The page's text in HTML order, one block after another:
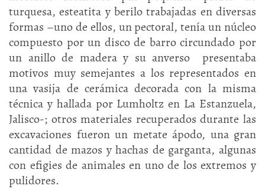
turquesa, esteatita y berilo trabajadas en diversas
formas –uno de ellos, un pectoral, tenía un núcleo
compuesto por un disco de barro circundado por
un anillo de madera y su anverso presentaba
motivos muy semejantes a los representados en
una vasija de cerámica decorada con la misma
técnica y hallada por Lumholtz en La Estanzuela,
Jalisco-; otros materiales recuperados durante las
excavaciones fueron un metate ápodo, una gran
cantidad de mazos y hachas de garganta, algunas
con efigies de animales en uno de los extremos y
pulidores.